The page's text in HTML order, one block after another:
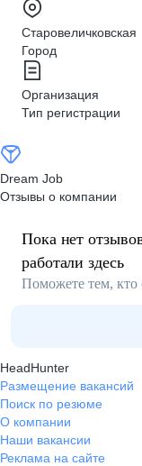
Старовеличковская
Город
Организация
Тип регистрации
Dream Job
Отзывы о компании
Пока нет
работали здесь
Поможете тем, кто
HeadHunter
Размещение вакансий
Поиск по резюме
О компании
Наши вакансии
Реклама на сайте